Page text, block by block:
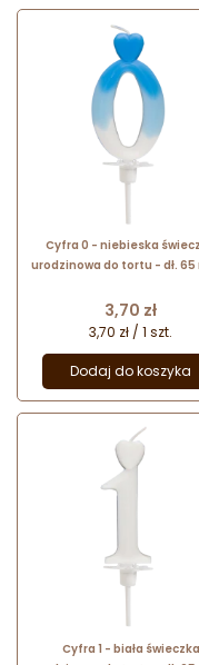
Cyfra 0 - niebieska
urodzinowa do tortu - dł.
Cena
3,70 zł
3,70 zł / 1 szt.
Dodaj do koszyka
Cyfra 1 - biała świeczka